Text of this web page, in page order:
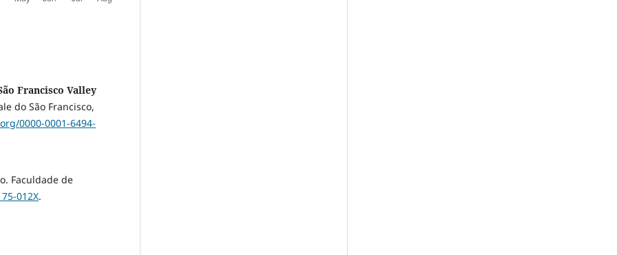
Francisco Valley
do São Francisco,
0000-0001-6494-
Faculdade de
012X.